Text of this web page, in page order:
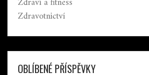
Zdravotnictví
OBLÍBENÉ PŘÍSPĚVKY